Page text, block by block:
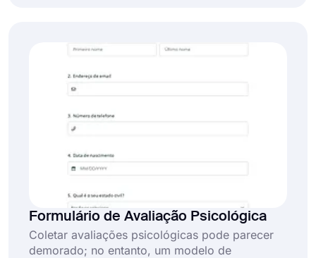
Formulário de Avaliação Psicológica
Coletar avaliações psicológicas pode parecer
demorado; no entanto, um modelo de